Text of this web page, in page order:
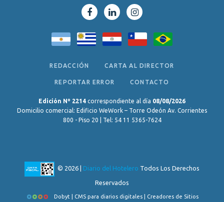
REDACCIÓN CARTA AL DIRECTOR
REPORTAR ERROR CONTACTO
Edición Nº 2214 correspondiente al día 08/08/2026
Domicilio comercial: Edificio WeWork – Torre Odeón Av. Corrientes
800 - Piso 20 | Tel: 54 11 5365-7624
© 2026 | Diario del Hotelero Todos Los Derechos
Reservados
Dobyt | CMS para diarios digitales | Creadores de Sitios